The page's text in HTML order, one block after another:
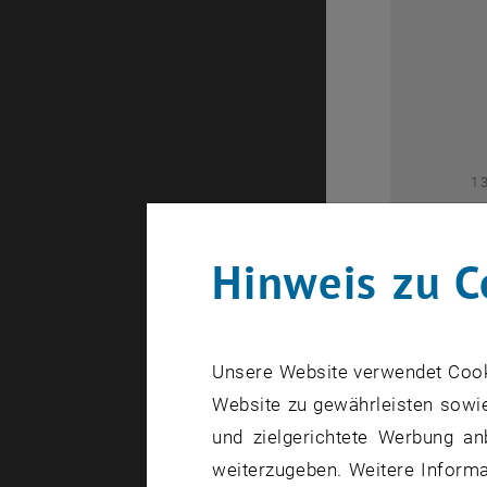
Hinweis zu
Unsere Website verwendet
Website zu gewährleisten
und zielgerichtete Werbung
weiterzugeben. Weitere